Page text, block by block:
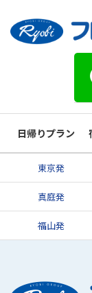
日帰りプラン
東京発
真庭発
福山発